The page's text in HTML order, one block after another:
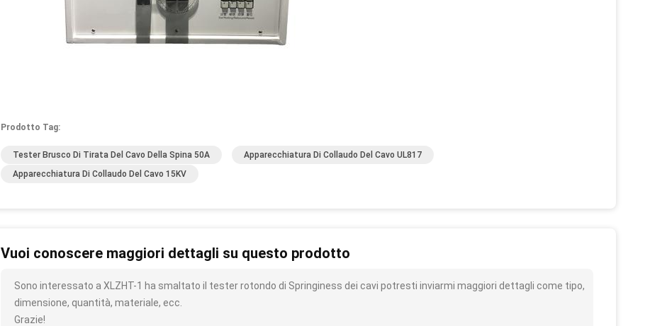
Prodotto Tag:
Tester Brusco Di Tirata Del Cavo Della Spina 50A
Apparecchiatura Di Collaudo Del Cavo UL817
Apparecchiatura Di Collaudo Del Cavo 15KV
Vuoi conoscere maggiori dettagli su questo prodotto
Sono interessato a XLZHT-1 ha smaltato il tester rotondo di Springiness dei cavi potresti inviarmi maggiori dettagli come tipo,
dimensione, quantità, materiale, ecc.
Grazie!